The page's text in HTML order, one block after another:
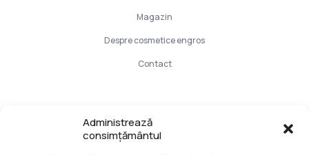
Administrează
consimțământul
Magazin
Despre cosmetice engros
Contact
LIVRARE SI PLATA